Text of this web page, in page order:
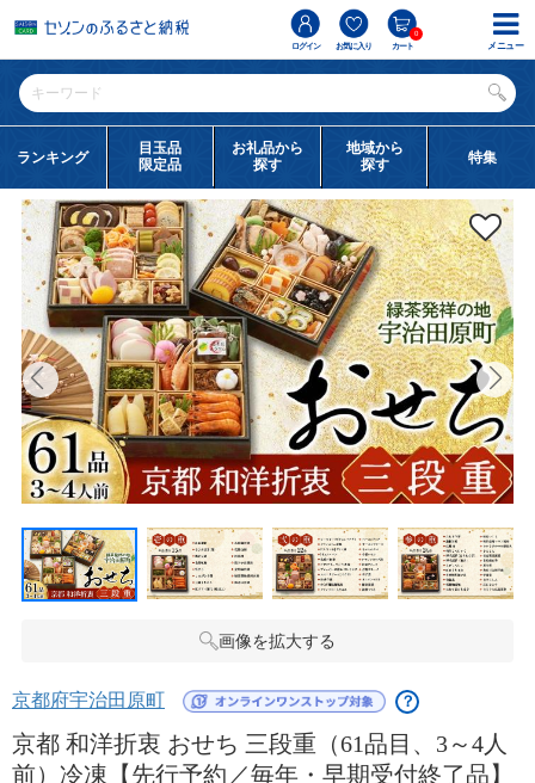
ログイン お気に入り カート
0
ランキング
目玉品
限定品
お礼品から
探す
地域から
探す
特集
画像を拡大する
京都府宇治田原町 ？
京都 和洋折衷 おせち 三段重（61品目、3～4人
前）冷凍【先行予約／毎年・早期受付終了品】
メニュー